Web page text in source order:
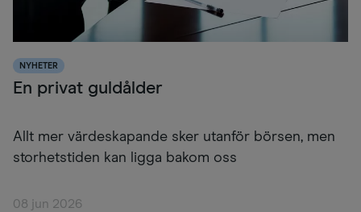
NYHETER
En privat guldålder
Allt mer värdeskapande sker utanför börsen, men
storhetstiden kan ligga bakom oss
08 jun 2026